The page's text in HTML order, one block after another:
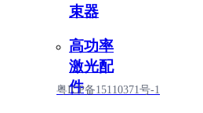
束器
高功率
激光配
件
粤ICP备15110371号-1